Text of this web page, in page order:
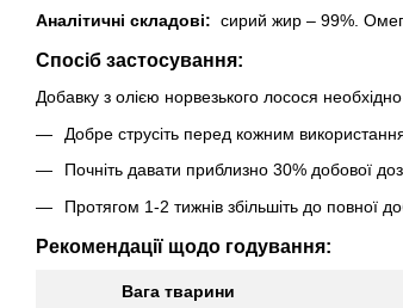
Аналітичні складові: сирий жир – 99%.
Спосіб застосування:
Добавку з олією норвезького лосося
Добре струсіть перед кожним
Почніть давати приблизно 30% добової
Протягом 1-2 тижнів збільшіть до повної
Рекомендації щодо годування:
Вага тварини